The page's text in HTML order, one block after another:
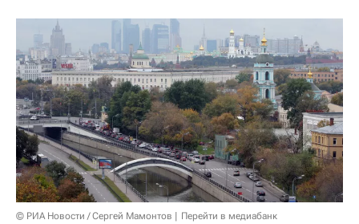
© РИА Новости / Сергей Мамонтов Перейти в медиабанк